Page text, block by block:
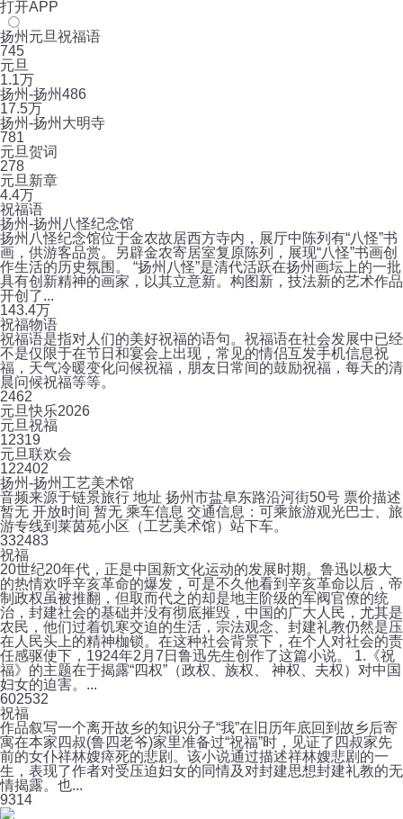
打开APP
扬州元旦祝福语
745
元旦
1.1万
扬州-扬州486
17.5万
扬州-扬州大明寺
781
元旦贺词
278
元旦新章
4.4万
祝福语
扬州-扬州八怪纪念馆
扬州八怪纪念馆位于金农故居西方寺内，展厅中陈列有“八怪”书
画，供游客品赏。另辟金农寄居室复原陈列，展现“八怪”书画创
作生活的历史氛围。 “扬州八怪”是清代活跃在扬州画坛上的一批
具有创新精神的画家，以其立意新。构图新，技法新的艺术作品
开创了...
143.4万
祝福物语
祝福语是指对人们的美好祝福的语句。祝福语在社会发展中已经
不是仅限于在节日和宴会上出现，常见的情侣互发手机信息祝
福，天气冷暖变化问候祝福，朋友日常间的鼓励祝福，每天的清
晨问候祝福等等。
2462
元旦快乐2026
元旦祝福
12319
元旦联欢会
122402
扬州-扬州工艺美术馆
音频来源于链景旅行 地址 扬州市盐阜东路沿河街50号 票价描述
暂无 开放时间 暂无 乘车信息 交通信息：可乘旅游观光巴士、旅
游专线到莱茵苑小区（工艺美术馆）站下车。
332483
祝福
20世纪20年代，正是中国新文化运动的发展时期。鲁迅以极大
的热情欢呼辛亥革命的爆发，可是不久他看到辛亥革命以后，帝
制政权虽被推翻，但取而代之的却是地主阶级的军阀官僚的统
治，封建社会的基础并没有彻底摧毁，中国的广大人民，尤其是
农民，他们过着饥寒交迫的生活，宗法观念、封建礼教仍然是压
在人民头上的精神枷锁。在这种社会背景下，在个人对社会的责
任感驱使下，1924年2月7日鲁迅先生创作了这篇小说。 1.《祝
福》的主题在于揭露“四权”（政权、族权、 神权、夫权）对中国
妇女的迫害。...
602532
祝福
作品叙写一个离开故乡的知识分子“我”在旧历年底回到故乡后寄
寓在本家四叔(鲁四老爷)家里准备过“祝福”时，见证了四叔家先
前的女仆祥林嫂瘁死的悲剧。该小说通过描述祥林嫂悲剧的一
生，表现了作者对受压迫妇女的同情及对封建思想封建礼教的无
情揭露。也...
9314